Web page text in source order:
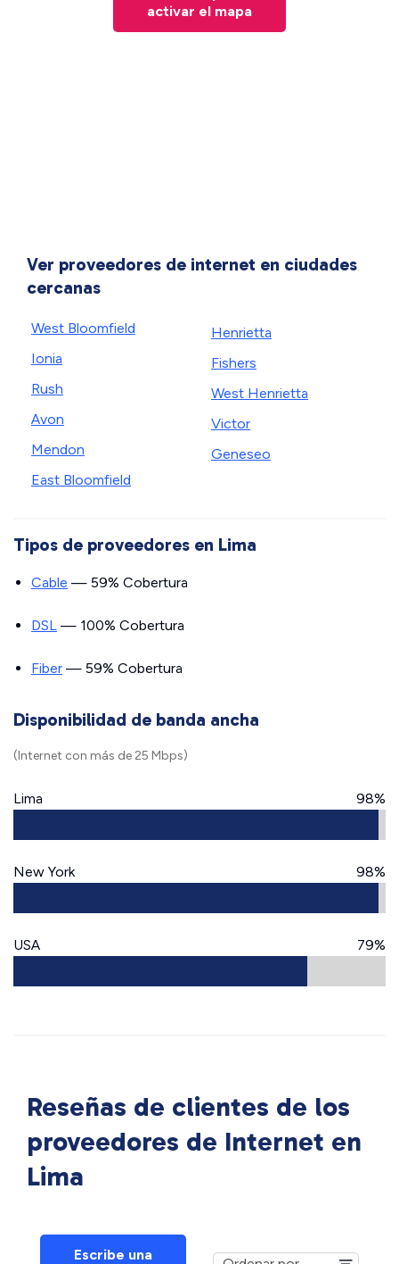
activar el mapa
Ver proveedores de internet en ciudades
cercanas
West Bloomfield
Ionia
Rush
Avon
Mendon
East Bloomfield
Henrietta
Fishers
West Henrietta
Victor
Geneseo
Tipos de proveedores en Lima
Cable — 59% Cobertura
DSL — 100% Cobertura
Fiber — 59% Cobertura
Disponibilidad de banda ancha
(Internet con más de 25 Mbps)
Lima 98%
New York 98%
USA 79%
Reseñas de clientes de los
proveedores de Internet en
Lima
Escribe una